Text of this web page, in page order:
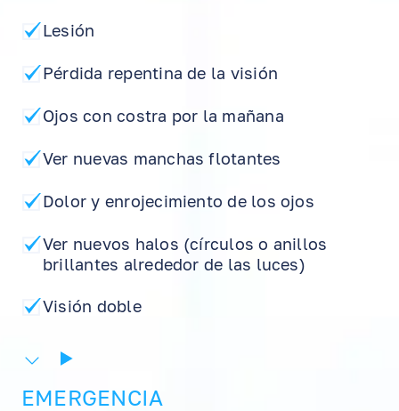
Lesión
Pérdida repentina de la visión
Ojos con costra por la mañana
Ver nuevas manchas flotantes
Dolor y enrojecimiento de los ojos
Ver nuevos halos (círculos o anillos
brillantes alrededor de las luces)
Visión doble
EMERGENCIA